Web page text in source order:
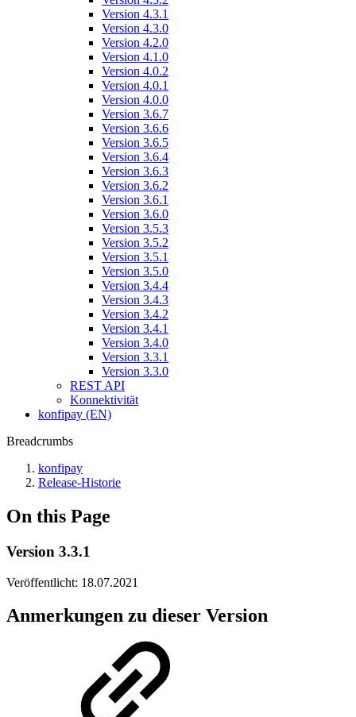
Version 4.3.1
Version 4.3.0
Version 4.2.0
Version 4.1.0
Version 4.0.2
Version 4.0.1
Version 4.0.0
Version 3.6.7
Version 3.6.6
Version 3.6.5
Version 3.6.4
Version 3.6.3
Version 3.6.2
Version 3.6.1
Version 3.6.0
Version 3.5.3
Version 3.5.2
Version 3.5.1
Version 3.5.0
Version 3.4.4
Version 3.4.3
Version 3.4.2
Version 3.4.1
Version 3.4.0
Version 3.3.1
Version 3.3.0
REST API
Konnektivität
konfipay (EN)
Breadcrumbs
konfipay
Release-Historie
On this Page
Version 3.3.1
Veröffentlicht: 18.07.2021
Anmerkungen zu dieser Version